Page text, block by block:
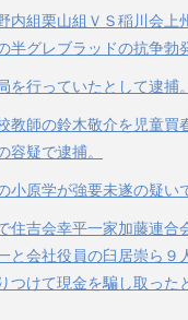
内組栗山組ＶＳ稲川会上
半グレブラッドの抗争勃
を行っていたとして逮捕。
教師の鈴木敬介を児童買
容疑で逮捕。
小原学が強要未遂の疑い
住吉会幸平一家加藤連合
と会社役員の臼居崇ら９
つけて現金を騙し取った